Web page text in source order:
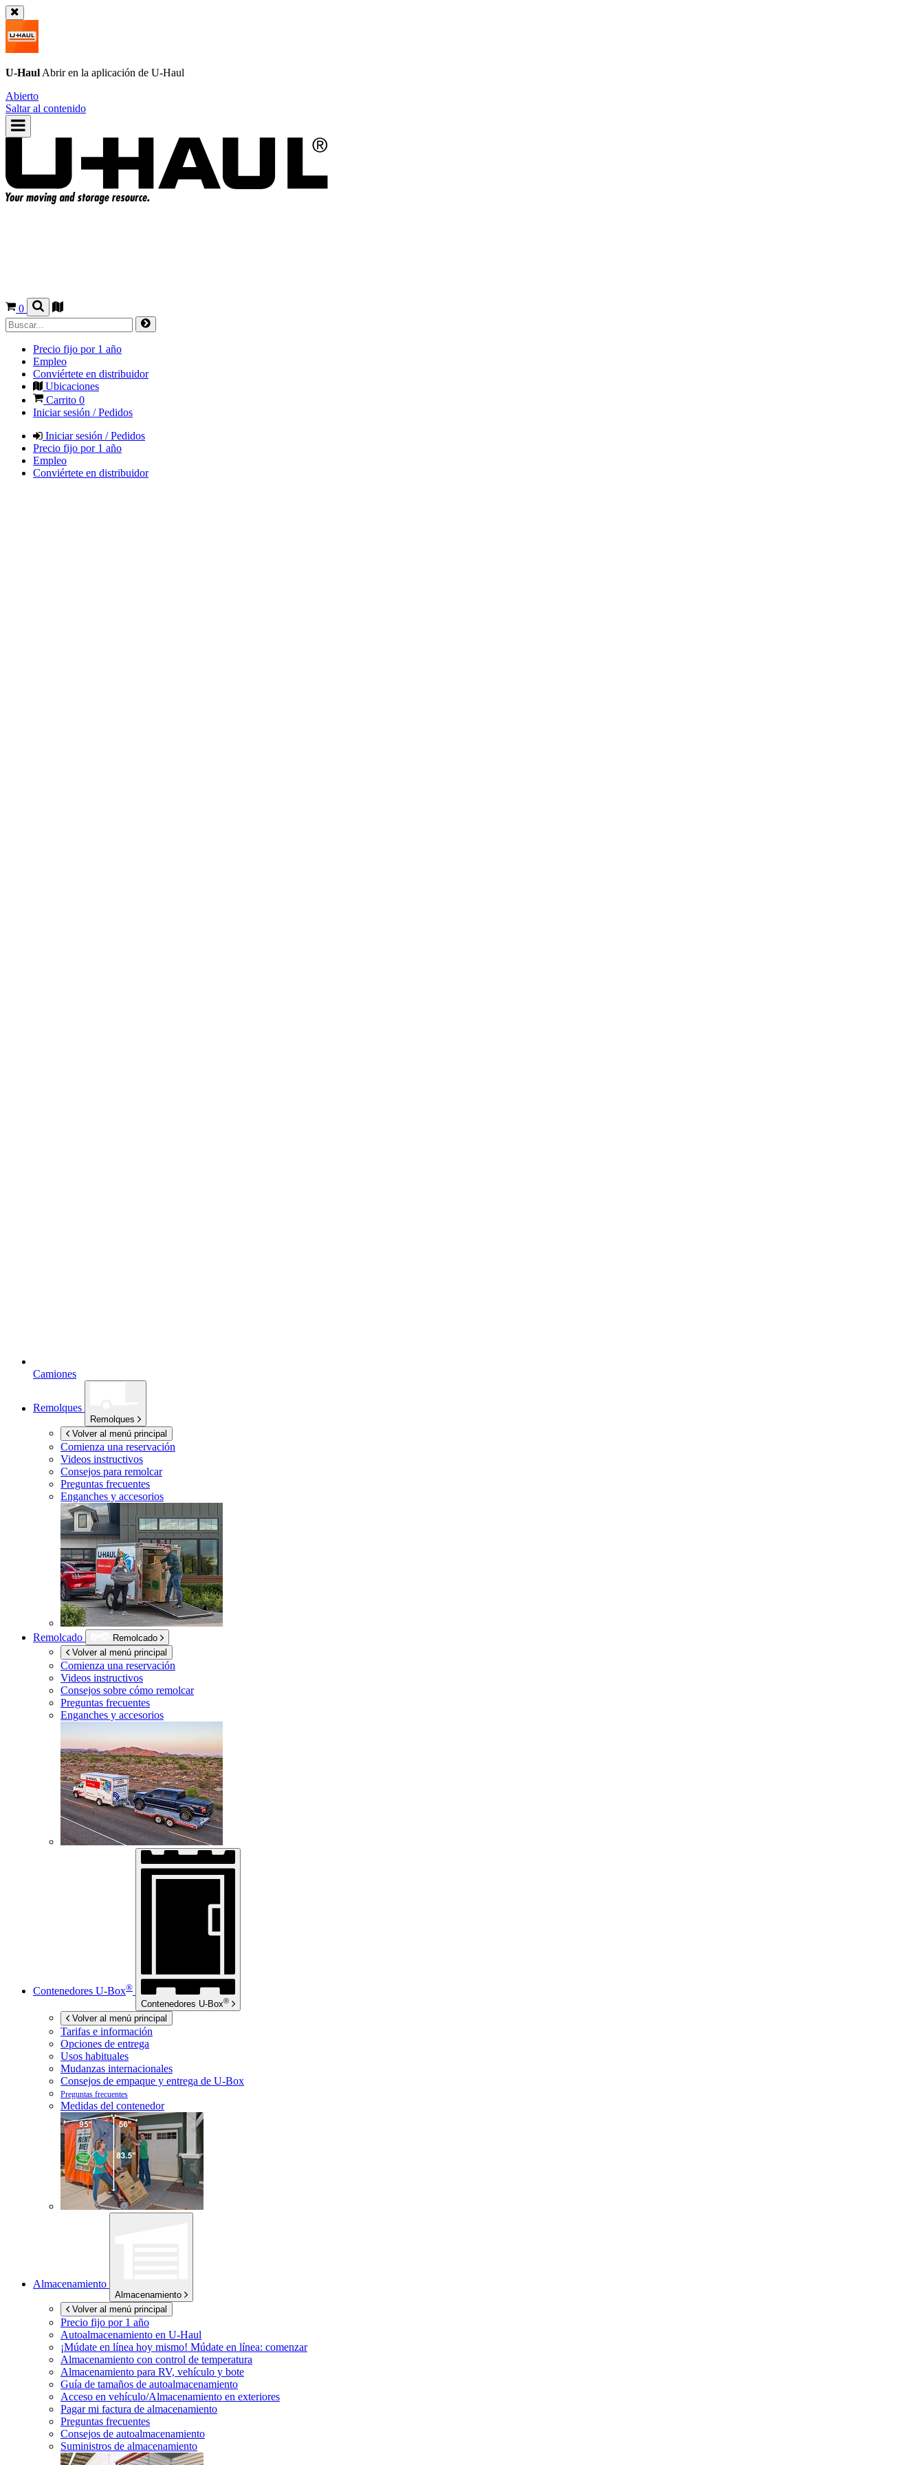
U-Haul Abrir en la aplicación de U-Haul
Abierto
Saltar al contenido
0
Precio fijo por 1 año
Empleo
Conviértete en distribuidor
Ubicaciones
Carrito 0
Iniciar sesión / Pedidos
Iniciar sesión / Pedidos
Precio fijo por 1 año
Empleo
Conviértete en distribuidor
Camiones
Remolques
Remolques
Volver al menú principal
Comienza una reservación
Videos instructivos
Consejos para remolcar
Preguntas frecuentes
Enganches y accesorios
Remolcado
Remolcado
Volver al menú principal
Comienza una reservación
Videos instructivos
Consejos sobre cómo remolcar
Preguntas frecuentes
Enganches y accesorios
Contenedores U-Box®
Contenedores U-Box®
Volver al menú principal
Tarifas e información
Opciones de entrega
Usos habituales
Mudanzas internacionales
Consejos de empaque y entrega de U-Box
Preguntas frecuentes
Medidas del contenedor
Almacenamiento
Almacenamiento
Volver al menú principal
Precio fijo por 1 año
Autoalmacenamiento en U-Haul
¡Múdate en línea hoy mismo! Múdate en línea: comenzar
Almacenamiento con control de temperatura
Almacenamiento para RV, vehículo y bote
Guía de tamaños de autoalmacenamiento
Acceso en vehículo/Almacenamiento en exteriores
Pagar mi factura de almacenamiento
Preguntas frecuentes
Consejos de autoalmacenamiento
Suministros de almacenamiento